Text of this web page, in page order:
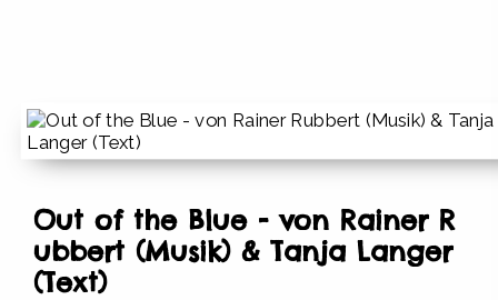
Out of the Blue - von Rainer R
ubbert (Musik) & Tanja Langer
(Text)